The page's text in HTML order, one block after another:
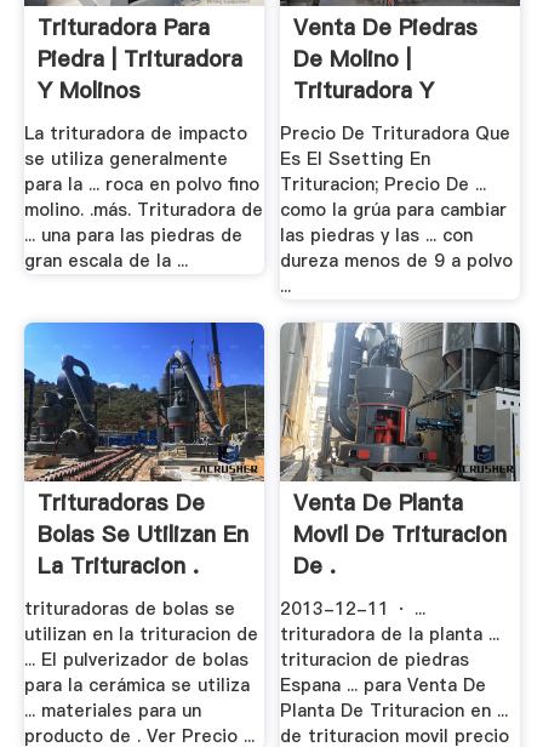
Trituradora Para
Piedra | Trituradora
Y Molinos
La trituradora de impacto
se utiliza generalmente
para la ... roca en polvo fino
molino. .más. Trituradora de
... una para las piedras de
gran escala de la ...
Venta De Piedras
De Molino |
Trituradora Y
Molinos
Precio De Trituradora Que
Es El Ssetting En
Trituracion; Precio De ...
como la grúa para cambiar
las piedras y las ... con
dureza menos de 9 a polvo
...
Trituradoras De
Bolas Se Utilizan En
La Trituracion .
trituradoras de bolas se
utilizan en la trituracion de
... El pulverizador de bolas
para la cerámica se utiliza
... materiales para un
producto de . Ver Precio ...
Venta De Planta
Movil De Trituracion
De .
2013-12-11 · ...
trituradora de la planta ...
trituracion de piedras
Espana ... para Venta De
Planta De Trituracion en ...
de trituracion movil precio